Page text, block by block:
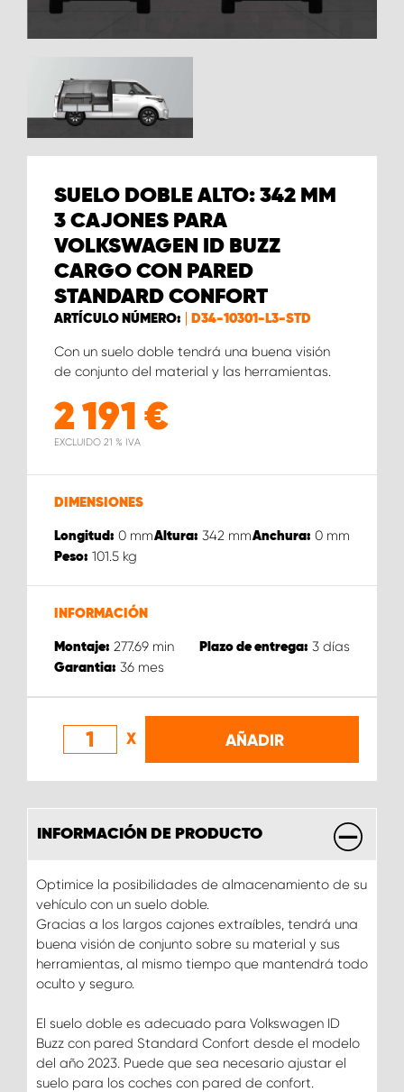
SUELO DOBLE ALTO: 342 MM
3 CAJONES PARA
VOLKSWAGEN ID BUZZ
CARGO CON PARED
STANDARD CONFORT
ARTÍCULO NÚMERO: D34-10301-L3-STD
Con un suelo doble tendrá una buena visión
de conjunto del material y las herramientas.
2 191 €
EXCLUIDO 21 % IVA
DIMENSIONES
Longitud: 0 mmAltura: 342 mmAnchura: 0 mm
Peso: 101.5 kg
INFORMACIÓN
Montaje: 277.69 min Plazo de entrega: 3 días
Garantia: 36 mes
X AÑADIR
INFORMACIÓN DE PRODUCTO
Optimice la posibilidades de almacenamiento de su
vehículo con un suelo doble.
Gracias a los largos cajones extraíbles, tendrá una
buena visión de conjunto sobre su material y sus
herramientas, al mismo tiempo que mantendrá todo
oculto y seguro.
El suelo doble es adecuado para Volkswagen ID
Buzz con pared Standard Confort desde el modelo
del año 2023. Puede que sea necesario ajustar el
suelo para los coches con pared de confort.